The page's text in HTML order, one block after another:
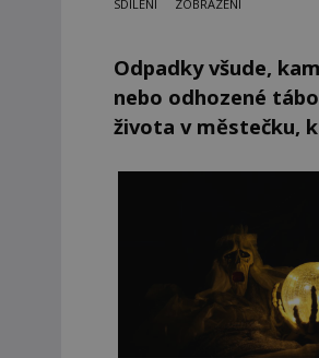
SDÍLENÍ ZOBRAZENÍ
Odpadky všude,
nebo odhozené
života v městečku,